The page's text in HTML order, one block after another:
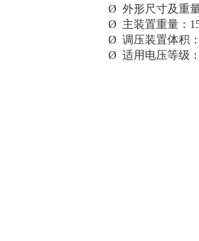
Ø 外形尺寸及重
Ø 主装置重量：
Ø 调压装置体积
Ø 适用电压等级